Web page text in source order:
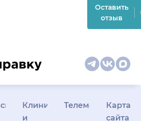
Оставить
отзыв
Клиникам
и
Телемедицина
Карта
сайта